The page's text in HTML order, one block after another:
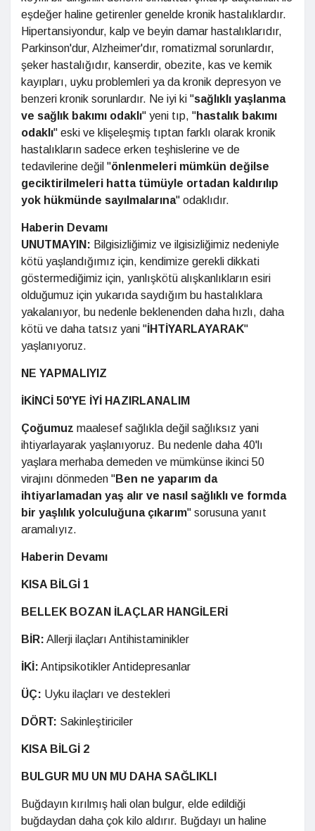
eşdeğer haline getirenler genelde kronik hastalıklardır.
Hipertansiyondur, kalp ve beyin damar hastalıklarıdır,
Parkinson'dur, Alzheimer'dır, romatizmal sorunlardır,
şeker hastalığıdır, kanserdir, obezite, kas ve kemik
kayıpları, uyku problemleri ya da kronik depresyon ve
benzeri kronik sorunlardır. Ne iyi ki "sağlıklı yaşlanma
ve sağlık bakımı odaklı" yeni tıp, "hastalık bakımı
odaklı" eski ve klişeleşmiş tıptan farklı olarak kronik
hastalıkların sadece erken teşhislerine ve de
tedavilerine değil "önlenmeleri mümkün değilse
geciktirilmeleri hatta tümüyle ortadan kaldırılıp
yok hükmünde sayılmalarına" odaklıdır.
Haberin Devamı
UNUTMAYIN: Bilgisizliğimiz ve ilgisizliğimiz nedeniyle
kötü yaşlandığımız için, kendimize gerekli dikkati
göstermediğimiz için, yanlışkötü alışkanlıkların esiri
olduğumuz için yukarıda saydığım bu hastalıklara
yakalanıyor, bu nedenle beklenenden daha hızlı, daha
kötü ve daha tatsız yani "İHTİYARLAYARAK"
yaşlanıyoruz.
NE YAPMALIYIZ
İKİNCİ 50'YE İYİ HAZIRLANALIM
Çoğumuz maalesef sağlıkla değil sağlıksız yani
ihtiyarlayarak yaşlanıyoruz. Bu nedenle daha 40'lı
yaşlara merhaba demeden ve mümkünse ikinci 50
virajını dönmeden "Ben ne yaparım da
ihtiyarlamadan yaş alır ve nasıl sağlıklı ve formda
bir yaşlılık yolculuğuna çıkarım" sorusuna yanıt
aramalıyız.
Haberin Devamı
KISA BİLGİ 1
BELLEK BOZAN İLAÇLAR HANGİLERİ
BİR: Allerji ilaçları Antihistaminikler
İKİ: Antipsikotikler Antidepresanlar
ÜÇ: Uyku ilaçları ve destekleri
DÖRT: Sakinleştiriciler
KISA BİLGİ 2
BULGUR MU UN MU DAHA SAĞLIKLI
Buğdayın kırılmış hali olan bulgur, elde edildiği
buğdaydan daha çok kilo aldırır. Buğdayı un haline